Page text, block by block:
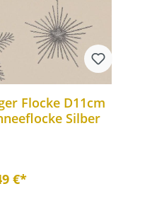
Flocke D11cm
Silber
€*